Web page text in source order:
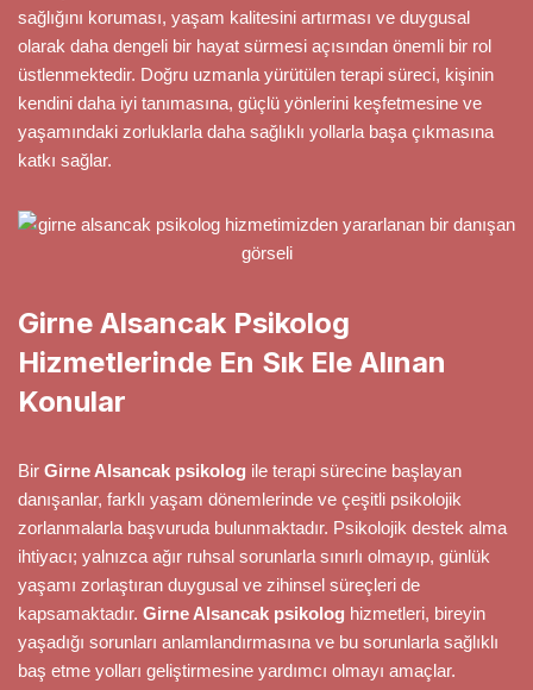
sağlığını koruması, yaşam kalitesini artırması ve duygusal
olarak daha dengeli bir hayat sürmesi açısından önemli bir rol
üstlenmektedir. Doğru uzmanla yürütülen terapi süreci, kişinin
kendini daha iyi tanımasına, güçlü yönlerini keşfetmesine ve
yaşamındaki zorluklarla daha sağlıklı yollarla başa çıkmasına
katkı sağlar.
Girne Alsancak Psikolog
Hizmetlerinde En Sık Ele Alınan
Konular
Bir Girne Alsancak psikolog ile terapi sürecine başlayan
danışanlar, farklı yaşam dönemlerinde ve çeşitli psikolojik
zorlanmalarla başvuruda bulunmaktadır. Psikolojik destek alma
ihtiyacı; yalnızca ağır ruhsal sorunlarla sınırlı olmayıp, günlük
yaşamı zorlaştıran duygusal ve zihinsel süreçleri de
kapsamaktadır. Girne Alsancak psikolog hizmetleri, bireyin
yaşadığı sorunları anlamlandırmasına ve bu sorunlarla sağlıklı
baş etme yolları geliştirmesine yardımcı olmayı amaçlar.